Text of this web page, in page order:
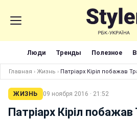
Люди Тренды Полезное
Главная › Жизнь › Патріарх Кіріл побажав
ЖИЗНЬ 09 ноября 2016 · 21:52
Патріарх Кіріл